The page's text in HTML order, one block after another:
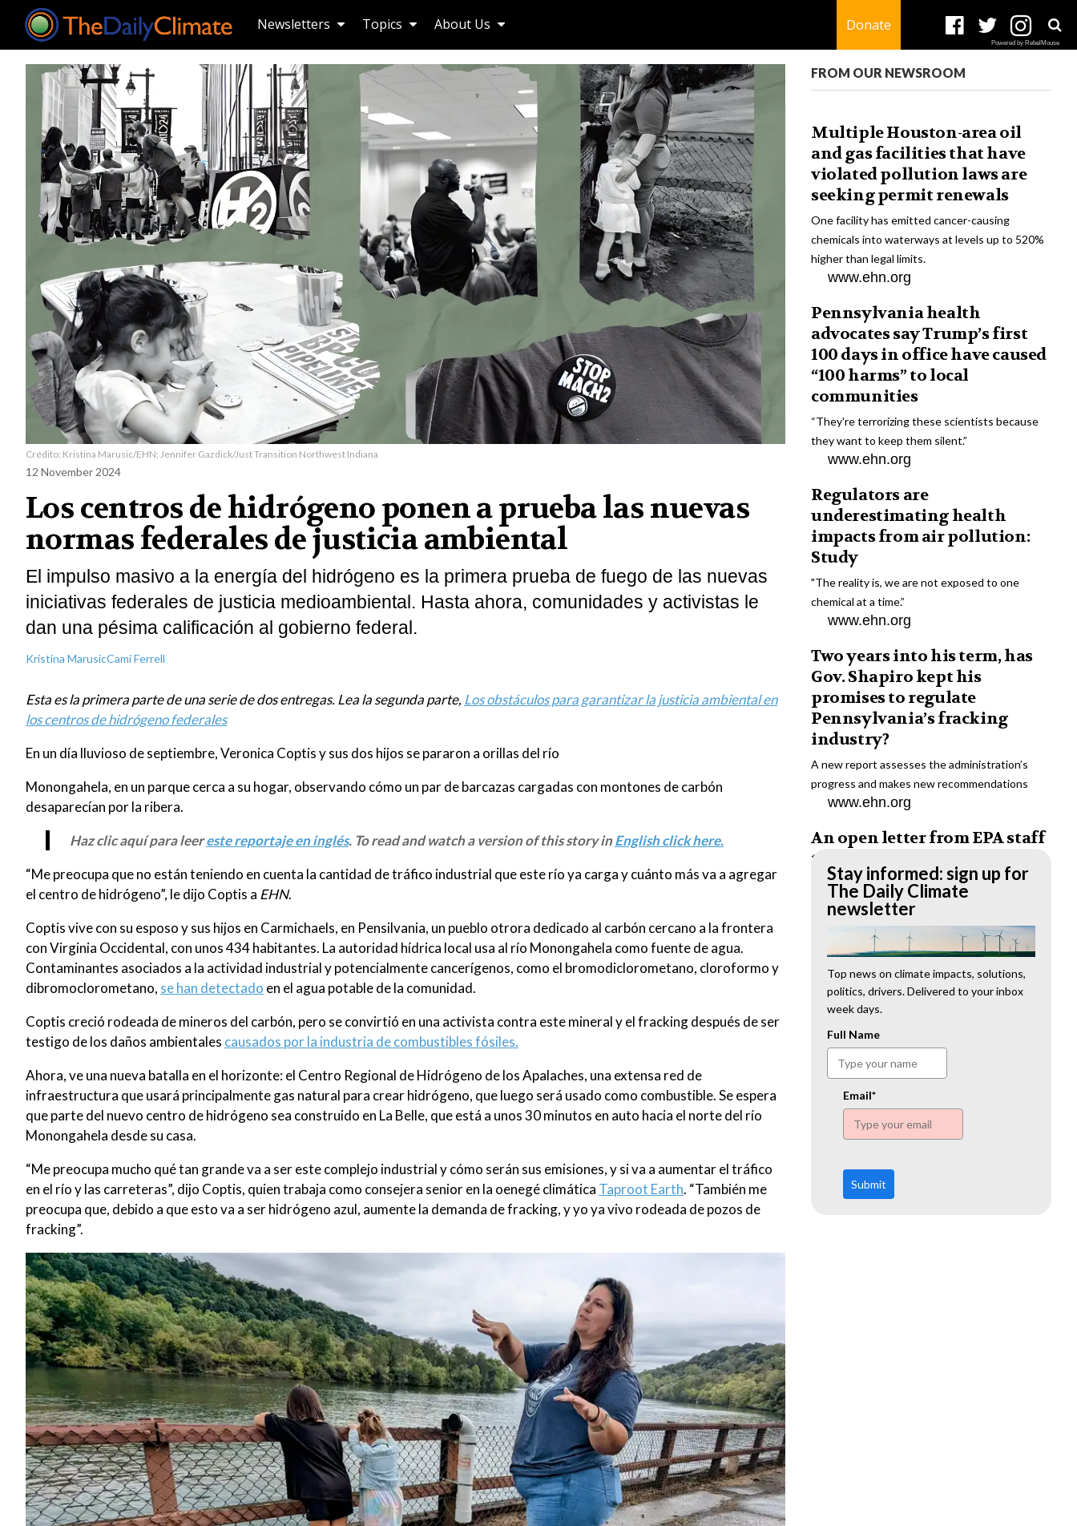
Newsletters Topics About Us Donate
Powered by RebelMouse
Crédito: Kristina Marusic/EHN; Jennifer Gazdick/Just Transition Northwest Indiana
12 November 2024
Los centros de hidrógeno ponen a prueba las nuevas
normas federales de justicia ambiental
El impulso masivo a la energía del hidrógeno es la primera prueba de fuego de las nuevas
iniciativas federales de justicia medioambiental. Hasta ahora, comunidades y activistas le
dan una pésima calificación al gobierno federal.
Kristina MarusicCami Ferrell
Esta es la primera parte de una serie de dos entregas. Lea la segunda parte, Los obstáculos para garantizar la justicia ambiental en
los centros de hidrógeno federales
En un día lluvioso de septiembre, Veronica Coptis y sus dos hijos se pararon a orillas del río
Monongahela, en un parque cerca a su hogar, observando cómo un par de barcazas cargadas con montones de carbón
desaparecían por la ribera.
Haz clic aquí para leereste reportaje en inglés. To read and watch a version of this story inEnglish click here.
“Me preocupa que no están teniendo en cuenta la cantidad de tráfico industrial que este río ya carga y cuánto más va a agregar
el centro de hidrógeno”, le dijo Coptis a EHN.
Coptis vive con su esposo y sus hijos en Carmichaels, en Pensilvania, un pueblo otrora dedicado al carbón cercano a la frontera
con Virginia Occidental, con unos 434 habitantes. La autoridad hídrica local usa al río Monongahela como fuente de agua.
Contaminantes asociados a la actividad industrial y potencialmente cancerígenos, como el bromodiclorometano, cloroformo y
dibromoclorometano, se han detectado en el agua potable de la comunidad.
Coptis creció rodeada de mineros del carbón, pero se convirtió en una activista contra este mineral y el fracking después de ser
testigo de los daños ambientales causados por la industria de combustibles fósiles.
Ahora, ve una nueva batalla en el horizonte: el Centro Regional de Hidrógeno de los Apalaches, una extensa red de
infraestructura que usará principalmente gas natural para crear hidrógeno, que luego será usado como combustible. Se espera
que parte del nuevo centro de hidrógeno sea construido en La Belle, que está a unos 30 minutos en auto hacia el norte del río
Monongahela desde su casa.
“Me preocupa mucho qué tan grande va a ser este complejo industrial y cómo serán sus emisiones, y si va a aumentar el tráfico
en el río y las carreteras”, dijo Coptis, quien trabaja como consejera senior en la oenegé climática Taproot Earth. “También me
preocupa que, debido a que esto va a ser hidrógeno azul, aumente la demanda de fracking, y yo ya vivo rodeada de pozos de
fracking”.
FROM OUR NEWSROOM
Multiple Houston-area oil
and gas facilities that have
violated pollution laws are
seeking permit renewals
One facility has emitted cancer-causing
chemicals into waterways at levels up to 520%
higher than legal limits.
www.ehn.org
Pennsylvania health
advocates say Trump’s first
100 days in office have caused
“100 harms” to local
communities
“They're terrorizing these scientists because
they want to keep them silent.”
www.ehn.org
Regulators are
underestimating health
impacts from air pollution:
Study
"The reality is, we are not exposed to one
chemical at a time.”
www.ehn.org
Two years into his term, has
Gov. Shapiro kept his
promises to regulate
Pennsylvania’s fracking
industry?
A new report assesses the administration’s
progress and makes new recommendations
www.ehn.org
An open letter from EPA staff
to the American public
“We cannot stand by and allow this to happen.
We need to hold this administration
www.ehn.org
New evidence links heavy
metal pollution with wildfire
retardants
“The chemical black box” that blankets wildfire-
impacted areas is increasingly under scrutiny.
www.ehn.org
Stay informed: sign up for
The Daily Climate
newsletter
Top news on climate impacts, solutions,
politics, drivers. Delivered to your inbox
week days.
Full Name
Email*
Submit